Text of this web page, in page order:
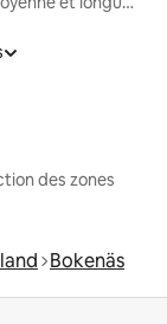
des zones
Bokenäs